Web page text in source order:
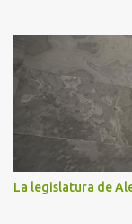
La legislatura de